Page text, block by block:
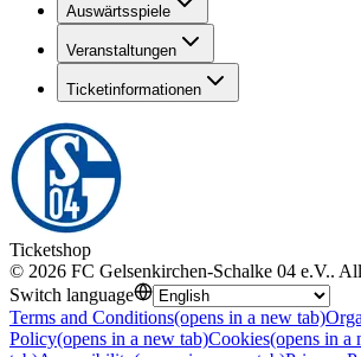
Auswärtsspiele
Veranstaltungen
Ticketinformationen
Ticketshop
© 2026 FC Gelsenkirchen-Schalke 04 e.V..
Switch language
Terms and Conditions(opens in a new tab)
Policy(opens in a new tab)Cookies(opens in a